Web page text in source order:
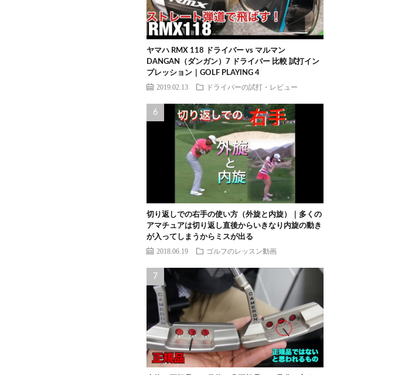
ヤマハ RMX 118 ドライバー vs マルマン
DANGAN（ダンガン）7 ドライバー 比較 試打イン
プレッション｜GOLF PLAYING 4
2019.02.13 ドライバーの試打・レビュー
切り返しでの右手の使い方（外旋と内旋）｜多くの
アマチュアは切り返し直後からいきなり内旋の動き
が入ってしまうからミスが出る
2018.06.19 ゴルフのレッスン動画